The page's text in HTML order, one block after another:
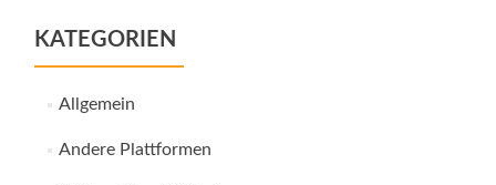
KATEGORIEN
Allgemein
Andere Plattformen